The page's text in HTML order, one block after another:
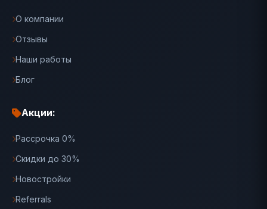
О компании
Отзывы
Наши работы
Блог
Акции:
Рассрочка 0%
Скидки до 30%
Новостройки
Referrals